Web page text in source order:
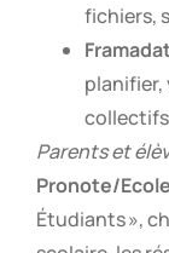
fichiers,
planifier,
Parents et
Pronote/
Étudiants »,